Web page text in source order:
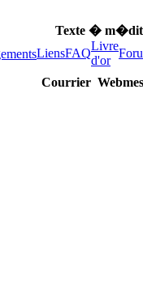
Texte �
LiensFAQ
Livre
d'or
Courrier